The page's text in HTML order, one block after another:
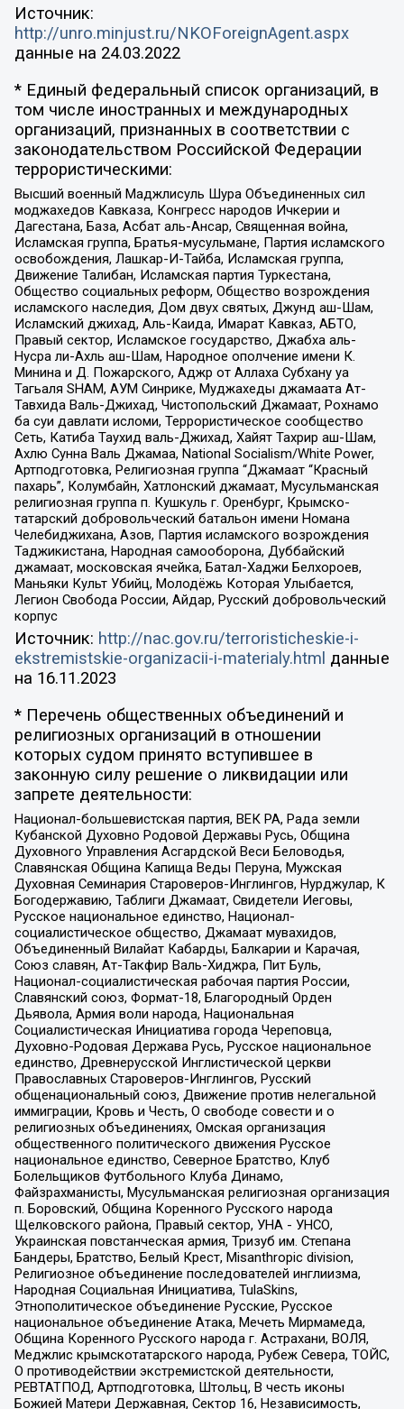
Источник:
http://unro.minjust.ru/NKOForeignAgent.aspx
данные на 24.03.2022
* Единый федеральный список организаций, в
том числе иностранных и международных
организаций, признанных в соответствии с
законодательством Российской Федерации
террористическими:
Высший военный Маджлисуль Шура Объединенных сил
моджахедов Кавказа, Конгресс народов Ичкерии и
Дагестана, База, Асбат аль-Ансар, Священная война,
Исламская группа, Братья-мусульмане, Партия исламского
освобождения, Лашкар-И-Тайба, Исламская группа,
Движение Талибан, Исламская партия Туркестана,
Общество социальных реформ, Общество возрождения
исламского наследия, Дом двух святых, Джунд аш-Шам,
Исламский джихад, Аль-Каида, Имарат Кавказ, АБТО,
Правый сектор, Исламское государство, Джабха аль-
Нусра ли-Ахль аш-Шам, Народное ополчение имени К.
Минина и Д. Пожарского, Аджр от Аллаха Субхану уа
Тагьаля SHAM, АУМ Синрике, Муджахеды джамаата Ат-
Тавхида Валь-Джихад, Чистопольский Джамаат, Рохнамо
ба суи давлати исломи, Террористическое сообщество
Сеть, Катиба Таухид валь-Джихад, Хайят Тахрир аш-Шам,
Ахлю Сунна Валь Джамаа, National Socialism/White Power,
Артподготовка, Религиозная группа “Джамаат “Красный
пахарь”, Колумбайн, Хатлонский джамаат, Мусульманская
религиозная группа п. Кушкуль г. Оренбург, Крымско-
татарский добровольческий батальон имени Номана
Челебиджихана, Азов, Партия исламского возрождения
Таджикистана, Народная самооборона, Дуббайский
джамаат, московская ячейка, Батал-Хаджи Белхороев,
Маньяки Культ Убийц, Молодёжь Которая Улыбается,
Легион Свобода России, Айдар, Русский добровольческий
корпус
Источник: http://nac.gov.ru/terroristicheskie-i-
ekstremistskie-organizacii-i-materialy.html данные
на 16.11.2023
* Перечень общественных объединений и
религиозных организаций в отношении
которых судом принято вступившее в
законную силу решение о ликвидации или
запрете деятельности:
Национал-большевистская партия, ВЕК РА, Рада земли
Кубанской Духовно Родовой Державы Русь, Община
Духовного Управления Асгардской Веси Беловодья,
Славянская Община Капища Веды Перуна, Мужская
Духовная Семинария Староверов-Инглингов, Нурджулар, К
Богодержавию, Таблиги Джамаат, Свидетели Иеговы,
Русское национальное единство, Национал-
социалистическое общество, Джамаат мувахидов,
Объединенный Вилайат Кабарды, Балкарии и Карачая,
Союз славян, Ат-Такфир Валь-Хиджра, Пит Буль,
Национал-социалистическая рабочая партия России,
Славянский союз, Формат-18, Благородный Орден
Дьявола, Армия воли народа, Национальная
Социалистическая Инициатива города Череповца,
Духовно-Родовая Держава Русь, Русское национальное
единство, Древнерусской Инглистической церкви
Православных Староверов-Инглингов, Русский
общенациональный союз, Движение против нелегальной
иммиграции, Кровь и Честь, О свободе совести и о
религиозных объединениях, Омская организация
общественного политического движения Русское
национальное единство, Северное Братство, Клуб
Болельщиков Футбольного Клуба Динамо,
Файзрахманисты, Мусульманская религиозная организация
п. Боровский, Община Коренного Русского народа
Щелковского района, Правый сектор, УНА - УНСО,
Украинская повстанческая армия, Тризуб им. Степана
Бандеры, Братство, Белый Крест, Misanthropic division,
Религиозное объединение последователей инглиизма,
Народная Социальная Инициатива, TulaSkins,
Этнополитическое объединение Русские, Русское
национальное объединение Атака, Мечеть Мирмамеда,
Община Коренного Русского народа г. Астрахани, ВОЛЯ,
Меджлис крымскотатарского народа, Рубеж Севера, ТОЙС,
О противодействии экстремистской деятельности,
РЕВТАТПОД, Артподготовка, Штольц, В честь иконы
Божией Матери Державная, Сектор 16, Независимость,